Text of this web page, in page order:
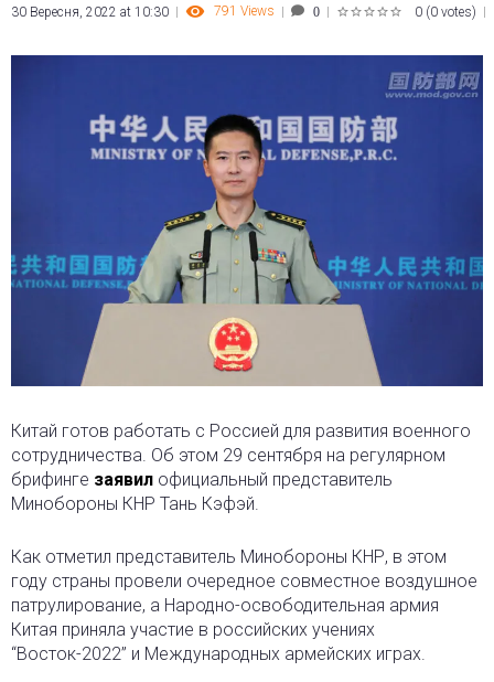
30 Вересня, 2022 at 10:30 791 Views 0 0 (0 votes)
Китай готов работать с Россией для развития военного
сотрудничества. Об этом 29 сентября на регулярном
брифинге заявил официальный представитель
Минобороны КНР Тань Кэфэй.
Как отметил представитель Минобороны КНР, в этом
году страны провели очередное совместное воздушное
патрулирование, а Народно-освободительная армия
Китая приняла участие в российских учениях
“Восток-2022” и Международных армейских играх.